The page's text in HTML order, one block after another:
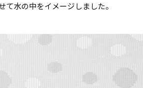
て水の中をイメージしました。